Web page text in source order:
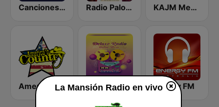
Canciones Inolvidables Radio Paloma Partyschlager KAJM Mega 104.3 FM
America's Country Deluxe Radio - 3 Flamenco Flow Energy FM
La Mansión Radio en vivo